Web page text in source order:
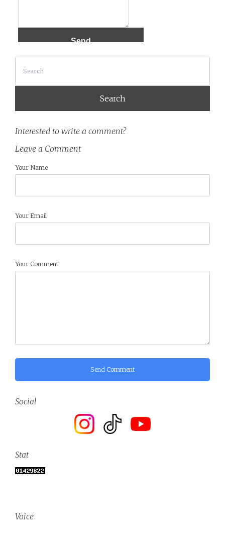
Interested to write a comment?
Leave a Comment
Your Name
Your Email
Your Comment
Send Comment
Social
Stat
Voice